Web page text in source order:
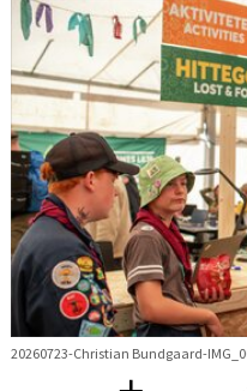
20260723-Christian Bundgaard-